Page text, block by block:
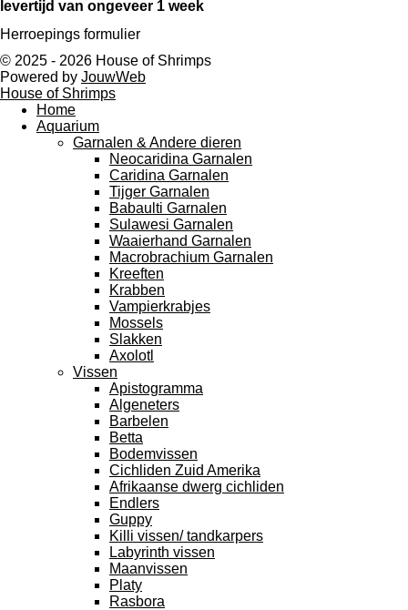
levertijd van ongeveer 1 week
Herroepings formulier
© 2025 - 2026 House of Shrimps
Powered by JouwWeb
House of Shrimps
Home
Aquarium
Garnalen & Andere dieren
Neocaridina Garnalen
Caridina Garnalen
Tijger Garnalen
Babaulti Garnalen
Sulawesi Garnalen
Waaierhand Garnalen
Macrobrachium Garnalen
Kreeften
Krabben
Vampierkrabjes
Mossels
Slakken
Axolotl
Vissen
Apistogramma
Algeneters
Barbelen
Betta
Bodemvissen
Cichliden Zuid Amerika
Afrikaanse dwerg cichliden
Endlers
Guppy
Killi vissen/ tandkarpers
Labyrinth vissen
Maanvissen
Platy
Rasbora